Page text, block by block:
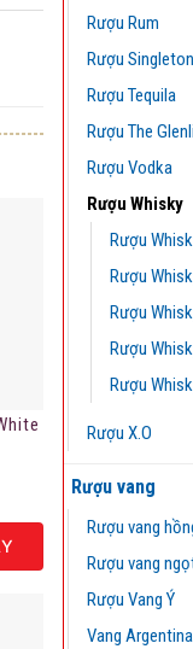
Rượu Rum
Rượu Singleton
Rượu Tequila
Rượu The
Rượu Vodka
Rượu Whisky
Rượu
Rượu
Rượu
Rượu
Rượu
Rượu X.O
Rượu vang
Rượu vang
Rượu vang
Rượu Vang Ý
Vang Argentina